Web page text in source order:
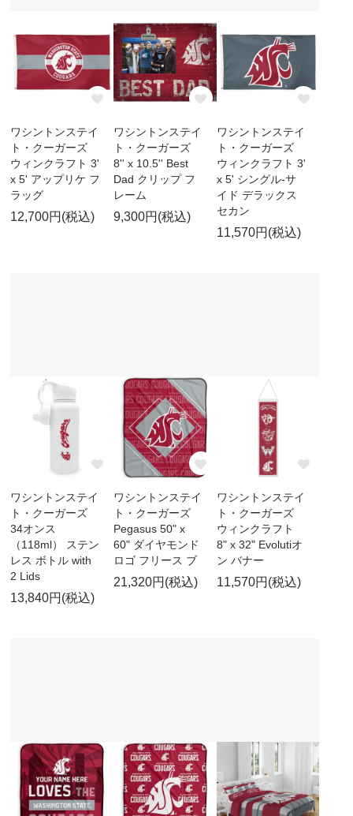
ワシントンステイ
ト・クーガーズ
ウィンクラフト 3'
x 5' アップリケ フ
ラッグ
12,700円(税込)
ワシントンステイ
ト・クーガーズ
8'' x 10.5'' Best
Dad クリップ フ
レーム
9,300円(税込)
ワシントンステイ
ト・クーガーズ
ウィンクラフト 3'
x 5' シングル-サ
イド デラックス
セカン
11,570円(税込)
ワシントンステイ
ト・クーガーズ
34オンス
（118ml） ステン
レス ボトル with
2 Lids
13,840円(税込)
ワシントンステイ
ト・クーガーズ
Pegasus 50" x
60" ダイヤモンド
ロゴ フリース ブ
21,320円(税込)
ワシントンステイ
ト・クーガーズ
ウィンクラフト
8" x 32" Evolutiオ
ン バナー
11,570円(税込)